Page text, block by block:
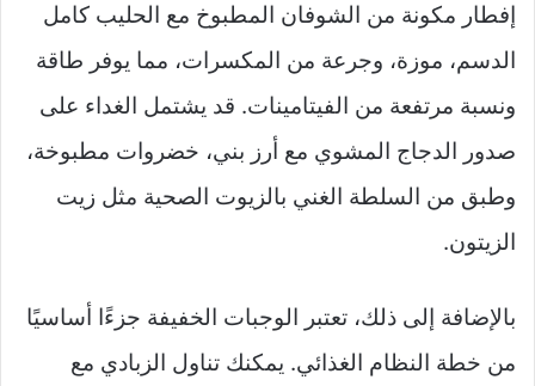
إفطار مكونة من الشوفان المطبوخ مع الحليب كامل
الدسم، موزة، وجرعة من المكسرات، مما يوفر طاقة
ونسبة مرتفعة من الفيتامينات. قد يشتمل الغداء على
صدور الدجاج المشوي مع أرز بني، خضروات مطبوخة،
وطبق من السلطة الغني بالزيوت الصحية مثل زيت
الزيتون.
بالإضافة إلى ذلك، تعتبر الوجبات الخفيفة جزءًا أساسيًا
من خطة النظام الغذائي. يمكنك تناول الزبادي مع